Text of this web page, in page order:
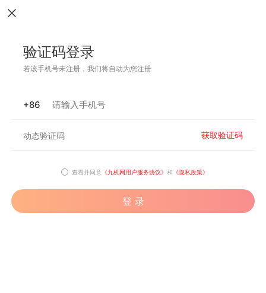
验证码登录
若该手机号未注册，我们将自动为您注册
+86
获取验证码
查看并同意 《九机网用户服务协议》 和 《隐私政策》
登 录